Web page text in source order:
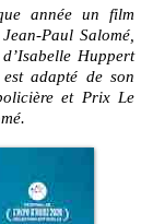
année un film
Paul Salomé,
Huppert
adapté de son
et Prix Le